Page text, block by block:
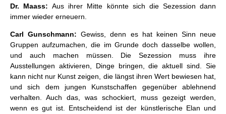
Dr. Maass: Aus ihrer Mitte könnte sich die Sezession dann
immer wieder erneuern.
Carl Gunschmann: Gewiss, denn es hat keinen Sinn neue
Gruppen aufzumachen, die im Grunde doch dasselbe wollen,
und auch machen müssen. Die Sezession muss ihre
Ausstellungen aktivieren, Dinge bringen, die aktuell sind. Sie
kann nicht nur Kunst zeigen, die längst ihren Wert bewiesen hat,
und sich dem jungen Kunstschaffen gegenüber ablehnend
verhalten. Auch das, was schockiert, muss gezeigt werden,
wenn es gut ist. Entscheidend ist der künstlerische Elan und